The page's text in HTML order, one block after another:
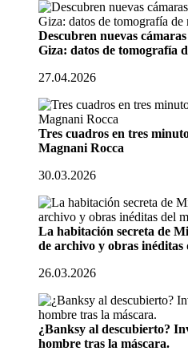
Descubren nuevas
Giza: datos de tomografía
27.04.2026
Tres cuadros en tres
Magnani Rocca
30.03.2026
La habitación secreta de
de archivo y obras inéditas
26.03.2026
¿Banksy al descubierto?
hombre tras la máscara.